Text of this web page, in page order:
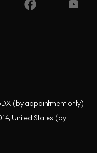
(by appointment only)
United States (by